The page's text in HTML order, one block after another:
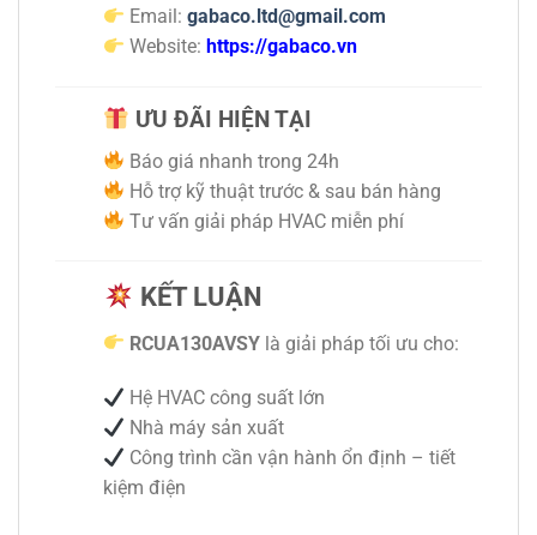
Email:gabaco.ltd@gmail.com
Website: https://gabaco.vn
ƯU ĐÃI HIỆN TẠI
Báo giá nhanh trong 24h
Hỗ trợ kỹ thuật trước & sau bán hàng
Tư vấn giải pháp HVAC miễn phí
KẾT LUẬN
RCUA130AVSY là giải pháp tối ưu cho:
Hệ HVAC công suất lớn
Nhà máy sản xuất
Công trình cần vận hành ổn định – tiết
kiệm điện